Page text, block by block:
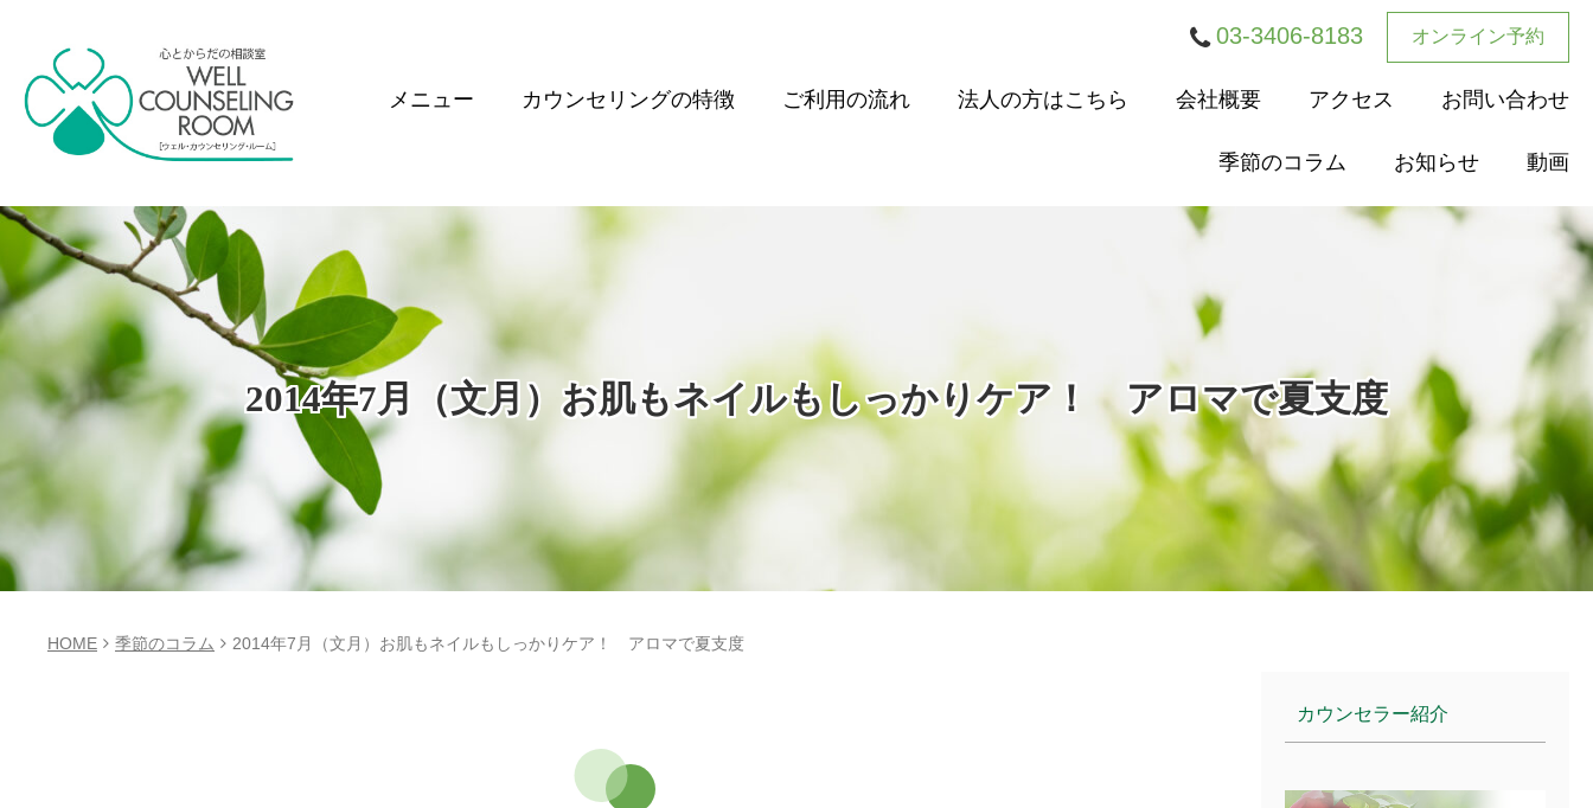
03-3406-8183 オンライン予約
メニュー カウンセリングの特徴 ご利用の流れ 法人の方はこちら 会社概要 アクセス お問い合わせ
季節のコラム お知らせ 動画
2014年7月（文月）お肌もネイルもしっかりケア！ アロマで夏支度
HOME 季節のコラム 2014年7月（文月）お肌もネイルもしっかりケア！ アロマで夏支度
カウンセラー紹介